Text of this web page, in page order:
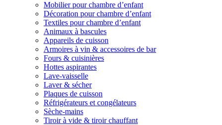
Mobilier pour chambre d’enfant
Décoration pour chambre d’enfant
Textiles pour chambre d’enfant
Animaux à bascules
Appareils de cuisson
Armoires à vin & accessoires de bar
Fours & cuisinières
Hottes aspirantes
Lave-vaisselle
Laver & sécher
Plaques de cuisson
Réfrigérateurs et congélateurs
Sèche-mains
Tiroir à vide & tiroir chauffant